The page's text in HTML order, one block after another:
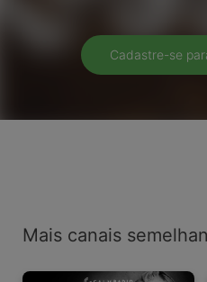
Cadastre-se
Mais canais